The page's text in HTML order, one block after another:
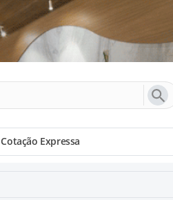
Cotação Expressa